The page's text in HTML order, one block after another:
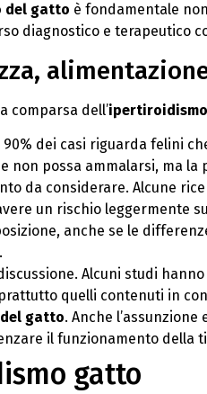
del gatto è fondamentale
diagnostico e terapeutico
comparsa dell’
90% dei casi riguarda felini
non possa ammalarsi, ma
da considerare. Alcune
un rischio leggermente
anche se le
Alcuni studi
quelli contenuti in
gatto. Anche
il funzionamento della
gatto